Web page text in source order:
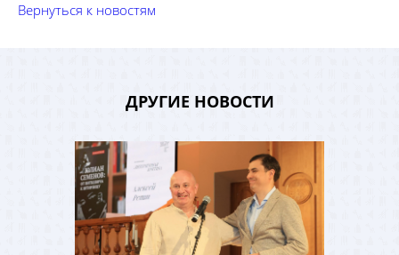
Вернуться к новостям
ДРУГИЕ НОВОСТИ